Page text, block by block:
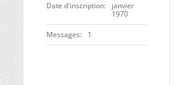
Date d'inscription
janvier
1970
Messages 1